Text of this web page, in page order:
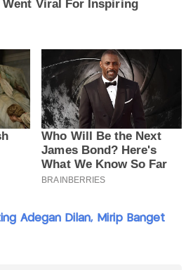
Adegan Dilan, Mirip Banget